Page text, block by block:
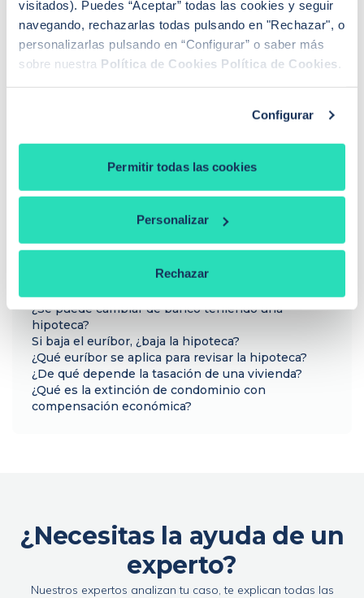
visitados). Puedes “Aceptar” todas las cookies y seguir
navegando, rechazarlas todas pulsando en "Rechazar", o
personalizarlas pulsando en “Configurar” o saber más
sobre nuestra Política de Cookies Política de Cookies .
Configurar
Permitir todas las cookies
Personalizar
Rechazar
¿Dónde puedo contactar con iAhorro?
¿Se puede cambiar de banco teniendo una
hipoteca?
Si baja el euríbor, ¿baja la hipoteca?
¿Qué euríbor se aplica para revisar la hipoteca?
¿De qué depende la tasación de una vivienda?
¿Qué es la extinción de condominio con
compensación económica?
Te ayudo a conseguir las mejores condiciones para
Llamadme
¿Necesitas la ayuda de un
experto?
Nuestros expertos analizan tu caso, te explican todas las